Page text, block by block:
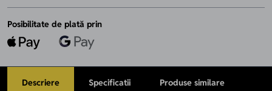
Posibilitate de plată prin
Descriere Specificatii Produse similare